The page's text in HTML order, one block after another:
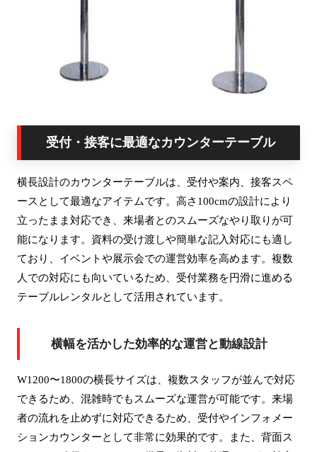
受付・接客に最適なカウンターテーブル
横長設計のカウンターテーブルは、受付や案内、接客スペ
ースとして最適なアイテムです。高さ100cmの設計により
立ったまま対応でき、来場者とのスムーズなやり取りが可
能になります。資料の受け渡しや簡単な記入対応にも適し
ており、イベントや展示会での運営効率を高めます。複数
人での対応にも向いているため、受付業務を円滑に進める
テーブルレンタルとして活用されています。
横幅を活かした効率的な運営と動線設計
W1200〜1800の横長サイズは、複数スタッフが並んで対応
できるため、混雑時でもスムーズな運営が可能です。来場
者の流れを止めずに対応できるため、受付やインフォメー
ションカウンターとして非常に効果的です。また、背面ス